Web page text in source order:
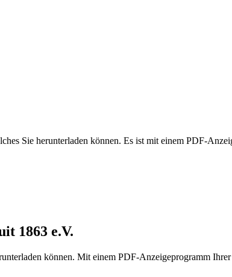
Sie herunterladen können. Es ist mit einem PDF-
1863 e.V.
können. Mit einem PDF-Anzeigeprogramm